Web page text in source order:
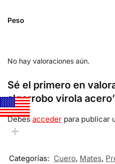
Peso
No hay valoraciones aún.
Sé el primero en
algarrobo virola
Debes acceder para publicar
Categorías: Cuero, Mates,